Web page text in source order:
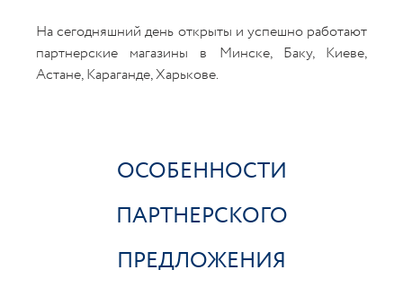
На сегодняшний день открыты и успешно работают
партнерские магазины в Минске, Баку, Киеве,
Астане, Караганде, Харькове.
ОСОБЕННОСТИ
ПАРТНЕРСКОГО
ПРЕДЛОЖЕНИЯ